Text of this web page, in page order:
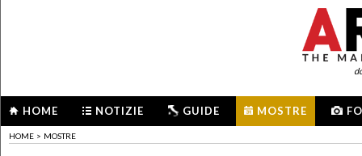
HOME NOTIZIE GUIDE MOSTRE
HOME > MOSTRE